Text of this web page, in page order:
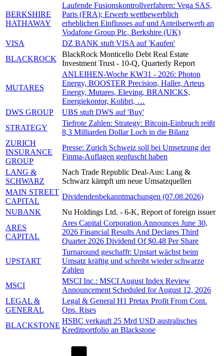
BERKSHIRE
HATHAWAY
Laufende Fusionskontrollverfahren: Vega SAS,
Paris (FRA); Erwerb wettbewerblich
erheblichen Einflusses auf und Anteilserwerb an
Vodafone Group Plc, Berkshire (UK)
VISA
DZ BANK stuft VISA auf 'Kaufen'
BLACKROCK
BlackRock Monticello Debt Real Estate
Investment Trust - 10-Q, Quarterly Report
MUTARES
ANLEIHEN-Woche KW31 - 2026: Photon
Energy, BOOSTER Precision, Haller, Arteus
Energy, Mutares, Eleving, BRANICKS,
Energiekontor, Kolibri, …
DWS GROUP
UBS stuft DWS auf 'Buy'
STRATEGY
Tiefrote Zahlen: Strategy: Bitcoin-Einbruch reißt
8,3 Milliarden Dollar Loch in die Bilanz
ZURICH
INSURANCE
GROUP
Presse: Zurich Schweiz soll bei Umsetzung der
Finma-Auflagen gepfuscht haben
LANG &
SCHWARZ
Nach Trade Republic Deal-Aus: Lang &
Schwarz kämpft um neue Umsatzquellen
MAIN STREET
CAPITAL
Dividendenbekanntmachungen (07.08.2026)
NUBANK
Nu Holdings Ltd. - 6-K, Report of foreign issuer
ARES
CAPITAL
Ares Capital Corporation Announces June 30,
2026 Financial Results And Declares Third
Quarter 2026 Dividend Of $0.48 Per Share
UPSTART
Turnaround geschafft: Upstart wächst beim
Umsatz kräftig und schreibt wieder schwarze
Zahlen
MSCI
MSCI Inc.: MSCI August Index Review
Announcement Scheduled for August 12, 2026
LEGAL &
GENERAL
Legal & General H1 Pretax Profit From Cont.
Ops. Rises
BLACKSTONE
HSBC verkauft 25 Mrd USD australisches
Kreditportfolio an Blackstone